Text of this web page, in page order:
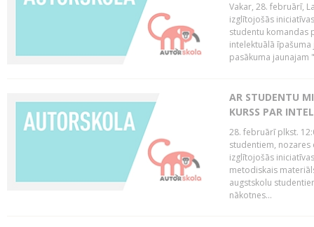
Vakar, 28. februārī,
izglītojošās
studentu komandas
intelektuālā
pasākuma jaunajam
AR STUDENTU
KURSS PAR
28. februārī plkst.
studentiem,
izglītojošās
metodiskais
augstskolu
nākotnes...